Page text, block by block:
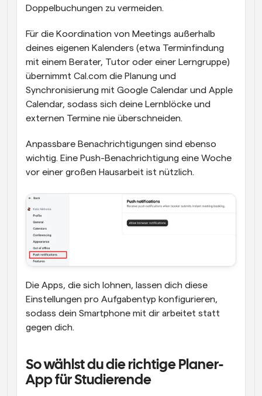
Doppelbuchungen zu vermeiden.
Für die Koordination von Meetings außerhalb
deines eigenen Kalenders (etwa Terminfindung
mit einem Berater, Tutor oder einer Lerngruppe)
übernimmt Cal.com die Planung und
Synchronisierung mit Google Calendar und Apple
Calendar, sodass sich deine Lernblöcke und
externen Termine nie überschneiden.
Anpassbare Benachrichtigungen sind ebenso
wichtig. Eine Push-Benachrichtigung eine Woche
vor einer großen Hausarbeit ist nützlich.
Die Apps, die sich lohnen, lassen dich diese
Einstellungen pro Aufgabentyp konfigurieren,
sodass dein Smartphone mit dir arbeitet statt
gegen dich.
So wählst du die richtige Planer-
App für Studierende